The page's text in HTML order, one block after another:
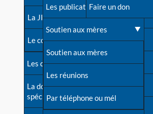
Les débuts
Une difficulté d'allaitement ?
Cas particuliers
Mythes et vérités
Devenir animatrice ?
La JIA
Le congrès
Les dossiers de l'allaitement
La documentation
spécialisée
Répertoire de tous les
contacts
Contact presse
Dossier de presse
Soutenir LLL
Livre d'or
Les publications
Soutien aux mères
Soutien aux mères
Les réunions
Par téléphone ou mél
Faire un don